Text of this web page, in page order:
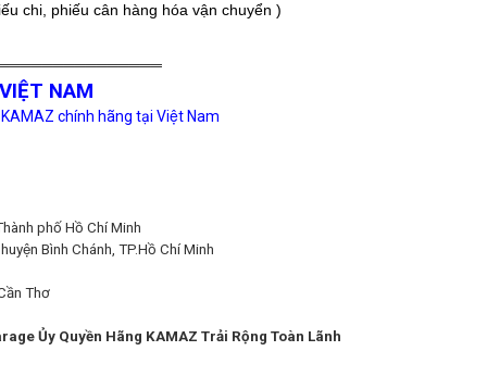
chi, phiếu cân hàng hóa vận chuyển )
NAM
chính hãng tại Việt Nam
phố Hồ Chí Minh
Bình Chánh, TP.Hồ Chí Minh
Thơ
Ủy Quyền Hãng KAMAZ Trải Rộng Toàn Lãnh